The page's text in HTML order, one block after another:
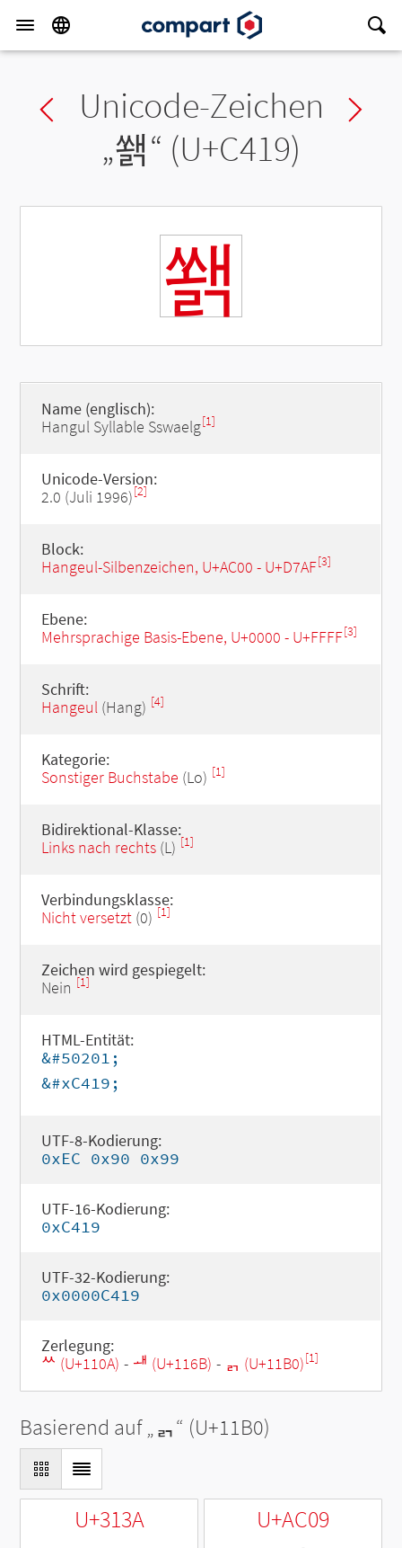
Previous char
Unicode-Zeichen
„쐙“ (U+C419)
쐙
Name (englisch):
Hangul Syllable Sswaelg[1]
Unicode-Version:
2.0 (Juli 1996)[2]
Block:
Hangeul-Silbenzeichen, U+AC00 - U+D7AF[3]
Ebene:
Mehrsprachige Basis-Ebene, U+0000 - U+FFFF[3]
Schrift:
Hangeul(Hang) [4]
Kategorie:
Sonstiger Buchstabe (Lo) [1]
Bidirektional-Klasse:
Links nach rechts(L) [1]
Verbindungsklasse:
Nicht versetzt(0) [1]
Zeichen wird gespiegelt:
Nein [1]
HTML-Entität:
&#50201;
&#xC419;
UTF-8-Kodierung:
0xEC 0x90 0x99
UTF-16-Kodierung:
0xC419
UTF-32-Kodierung:
0x0000C419
Zerlegung:
ᄊ (U+110A) - ᅫ (U+116B) - ᆰ (U+11B0)[1]
Basierend auf „ᆰ“ (U+11B0)
U+313A U+AC09